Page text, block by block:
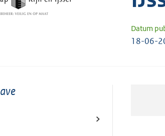
Datum
18-06-